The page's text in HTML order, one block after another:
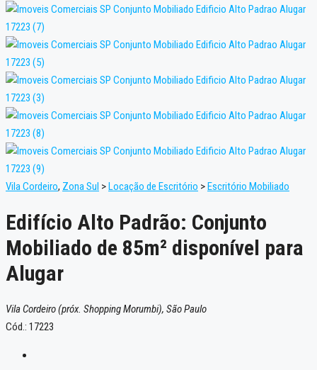
Vila Cordeiro, Zona Sul >Locação de Escritório >Escritório Mobiliado
Edifício Alto Padrão: Conjunto
Mobiliado de 85m² disponível para
Alugar
Vila Cordeiro (próx. Shopping Morumbi), São Paulo
Cód.: 17223